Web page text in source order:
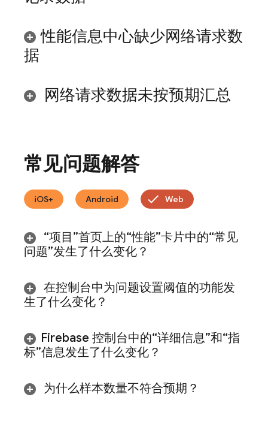
性能信息中心缺少网络请求数
据
网络请求数据未按预期汇总
常见问题解答
iOS+ Android Web
“项目”首页上的“性能”卡片中的“常见
问题”发生了什么变化？
在控制台中为问题设置阈值的功能发
生了什么变化？
Firebase 控制台中的“详细信息”和“指
标”信息发生了什么变化？
为什么样本数量不符合预期？